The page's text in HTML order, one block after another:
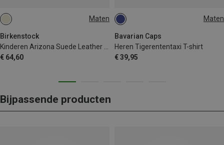
Maten
Birkenstock
€ 64,60
30 Maten
Bavarian Caps
Heren Tigerententaxi T-shirt
€ 39,95
S
Bijpassende producten